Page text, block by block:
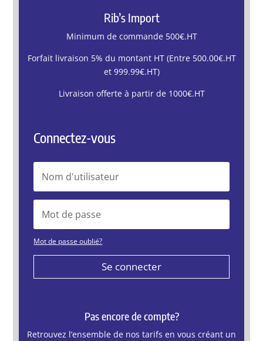
Rib’s Import
Minimum de commande 500€.HT
Forfait livraison 5% du montant HT (Entre 500.00€.HT
et 999.99€.HT)
Livraison offerte à partir de 1000€.HT
Connectez-vous
Mot de passe oublié?
Se connecter
Pas encore de compte?
Retrouvez l’ensemble de nos tarifs en vous créant un